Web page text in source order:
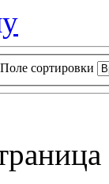
Поле сортировки